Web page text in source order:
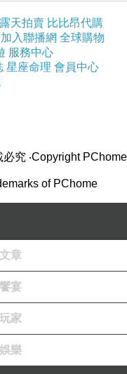
力，本季例行賽
謝爾曼（Richard
Smith）等
四分衛威爾森
間，去年大勝傳
）領軍的丹佛野
飽 大園擁有三座
Brady），成為
值得期待。
攻守最全面的球
盟第7，得失分差
者的四分衛布雷
級盃，拿下2次
鋒格隆科夫斯基
防不勝防。布雷
露天拍賣 比比昂代購
加入聯播網 全球購物
服務中心
星座命理 會員中心
必究 ‧Copyright PChome
of PChome
章
宴
家
樂